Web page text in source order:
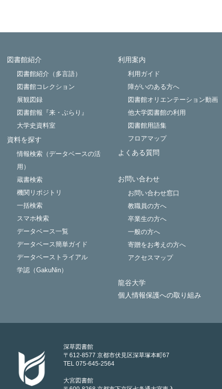
図書館紹介
図書館紹介（多言語）
図書館コレクション
展観図録
図書館報『来・ぶらり』
大学史資料室
資料を探す
情報検索（データベースの活
用）
蔵書検索
機関リポジトリ
一括検索
スマホ検索
データベース一覧
データベース簡単ガイド
データベーストライアル
学認（GakuNin）
利用案内
利用ガイド
障がいのある方へ
図書館オリエンテーション動画
他大学図書館の利用
図書館用語集
フロアマップ
よくある質問
お問い合わせ
お問い合わせ窓口
教職員の方へ
卒業生の方へ
一般の方へ
寄贈をお考えの方へ
アクセスマップ
龍谷大学
個人情報保護への取り組み
深草図書館
〒612-8577 京都市伏見区深草塚本町67
TEL 075-645-2564
大宮図書館
Powered by NetCommons